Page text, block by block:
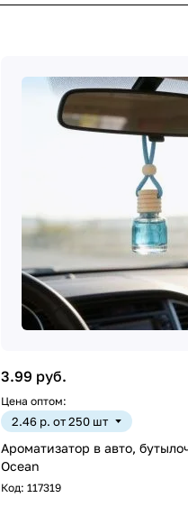
3.99 руб.
Цена оптом:
2.46 р. от 250 шт
Ароматизатор в авто,
Ocean
Код: 117319